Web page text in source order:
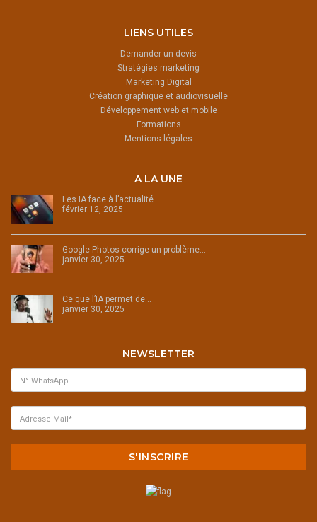
LIENS UTILES
Demander un devis
Stratégies marketing
Marketing Digital
Création graphique et audiovisuelle
Développement web et mobile
Formations
Mentions légales
A LA UNE
Les IA face à l’actualité…
février 12, 2025
Google Photos corrige un problème…
janvier 30, 2025
Ce que l’IA permet de…
janvier 30, 2025
NEWSLETTER